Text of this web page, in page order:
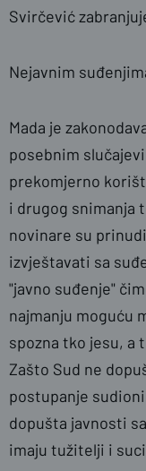
Svirčević
Nejavnim
Mada je
posebnim
prekomjerno
i drugog snimanja
novinare su
izvještavati sa
"javno suđenje"
najmanju moguću
spozna tko jesu, a
Zašto Sud ne
postupanje
dopušta javnosti
imaju tužitelji i